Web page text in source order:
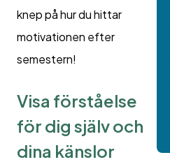
knep på hur du hittar
motivationen efter
semestern!
Visa förståelse
för dig själv och
dina känslor